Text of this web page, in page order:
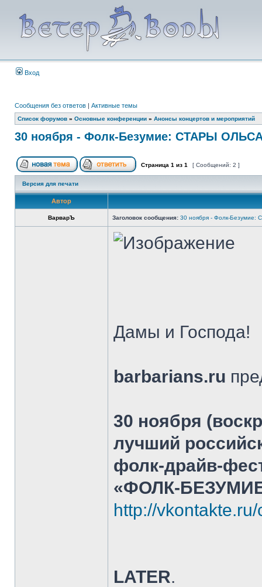
Вход
Сообщения без ответов | Активные темы
Список форумов » Основные конференции » Анонсы концертов и мероприятий
30 ноября - Фолк-Безумие: СТАРЫ
Страница 1 из 1 [ Сообщений: 2 ]
Версия для печати
Автор
ВарварЪ Заголовок сообщения: 30 ноября - Фолк-Безумие:
Дамы и Господа!
barbarians.ru
30 ноября
лучший
фолк-драйв-
«ФОЛК-
http://
LATER.